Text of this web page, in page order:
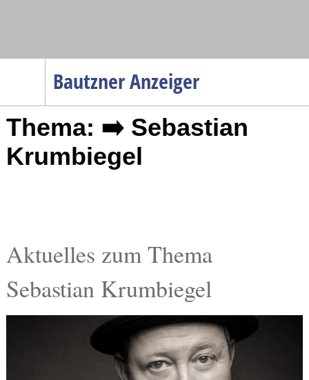
Bautzner Anzeiger
Menüpunkte
Startseite
Gesellschaft
Gesundheit
Kultur
Thema: ➡️ Sebastian
Krumbiegel
Aktuelles zum Thema
Sebastian Krumbiegel